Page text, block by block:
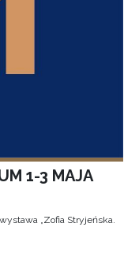
1-3 MAJA
„Zofia Stryjeńska.